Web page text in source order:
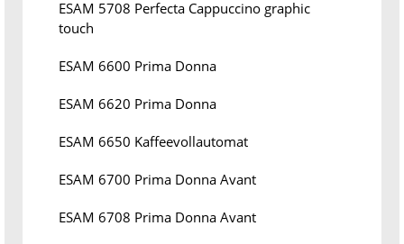
ESAM 5708 Perfecta Cappuccino graphic
touch
ESAM 6600 Prima Donna
ESAM 6620 Prima Donna
ESAM 6650 Kaffeevollautomat
ESAM 6700 Prima Donna Avant
ESAM 6708 Prima Donna Avant